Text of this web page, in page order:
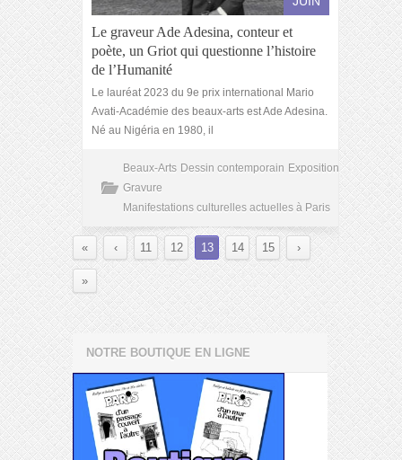
Le graveur Ade Adesina, conteur et
poète, un Griot qui questionne l’histoire
de l’Humanité
Le lauréat 2023 du 9e prix international Mario
Avati-Académie des beaux-arts est Ade Adesina.
Né au Nigéria en 1980, il
Beaux-Arts Dessin contemporain Exposition
Gravure
Manifestations culturelles actuelles à Paris
« ‹ 11 12 13 14 15 ›
»
NOTRE BOUTIQUE EN LIGNE